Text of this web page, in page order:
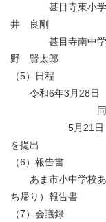
甚目寺
井 良剛
甚目寺
野 賢太郎
（5）日程
令和6年3月28日
同日 報
5月21日 教育委
を提出
（6）報告書
あま市小中学校あ
ち帰り）報告書
（7）会議録